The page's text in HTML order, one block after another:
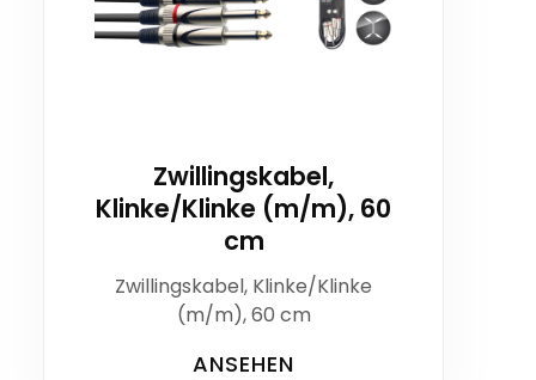
Zwillingskabel,
Klinke/Klinke (m/m), 60
cm
Zwillingskabel, Klinke/Klinke
(m/m), 60 cm
ANSEHEN